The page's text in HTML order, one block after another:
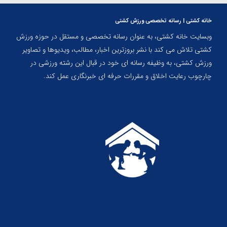
خانه کشتی | رسانه تخصصی ورزش کشتی
وبسایت خانه کشتی، به عنوان رسانه تخصصی و مستقل در حوزه ورزش
کشتی تلاش می کند با نشر بروزترین اخبار، مطالب، ویدیوها و تصاویر
ورزش کشتی، به وظیفه رسانه ای خود در قبال این رشته ورزشی در
چارچوب رعایت اخلاق و مقررات حرفه ای خبرنگاری عمل کند.